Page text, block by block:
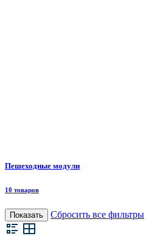
Пешеходные модули
10 товаров
Показать Сбросить все фильтры